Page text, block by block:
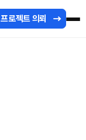
프로젝트 의뢰